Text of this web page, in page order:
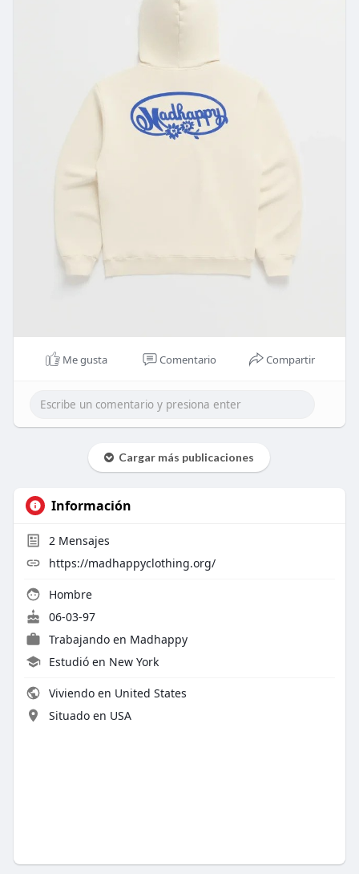
Me gusta Comentario Compartir
Cargar más publicaciones
Información
2 Mensajes
https://madhappyclothing.org/
Hombre
06-03-97
Trabajando en Madhappy
Estudió en New York
Viviendo en United States
Situado en USA